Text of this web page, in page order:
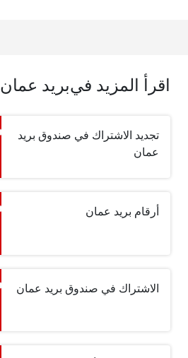
اقرأ المزيد فيبريد عمان
تجديد الاشتراك في صندوق بريد
عمان
أرقام بريد عمان
الاشتراك في صندوق بريد عمان